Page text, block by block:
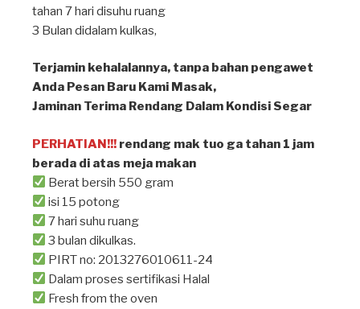
tahan 7 hari disuhu ruang ⁣
3 Bulan didalam kulkas, ⁣
Terjamin kehalalannya, tanpa bahan pengawet⁣
Anda Pesan Baru Kami Masak, ⁣
Jaminan Terima Rendang Dalam Kondisi Segar⁣
PERHATIAN!!! rendang mak tuo ga tahan 1 jam
berada di atas meja makan ⁣
Berat bersih 550 gram
isi 15 potong
7 hari suhu ruang
3 bulan dikulkas.
PIRT no: 2013276010611-24
Dalam proses sertifikasi Halal
Fresh from the oven